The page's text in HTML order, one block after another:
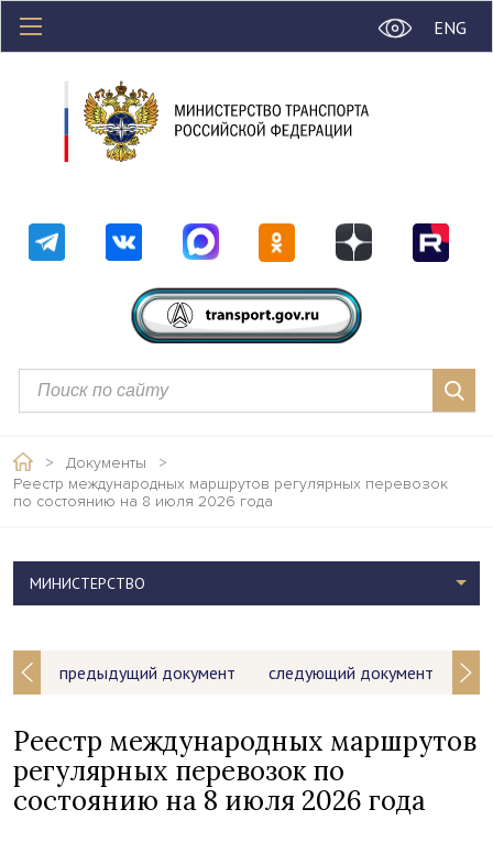
ENG
> Документы
>
Реестр международных маршрутов регулярных перевозок
по состоянию на 8 июля 2026 года
предыдущий документ следующий документ
Реестр международных маршрутов
регулярных перевозок по
состоянию на 8 июля 2026 года
МИНИСТЕРСТВО